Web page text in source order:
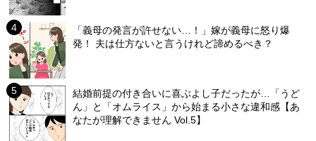
「義母の発言が許せない…！」嫁が義母に怒り爆
発！ 夫は仕方ないと言うけれど諦めるべき？
結婚前提の付き合いに喜ぶよし子だったが…「うど
ん」と「オムライス」から始まる小さな違和感【あ
なたが理解できません Vol.5】